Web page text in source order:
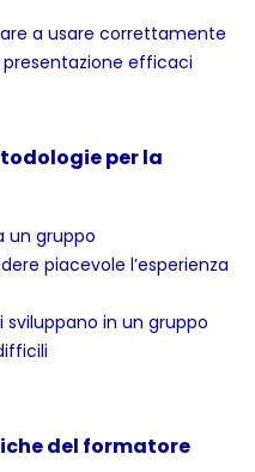
a usare correttamente
efficaci
per la
un gruppo
piacevole l’esperienza
sviluppano in un gruppo
del formatore